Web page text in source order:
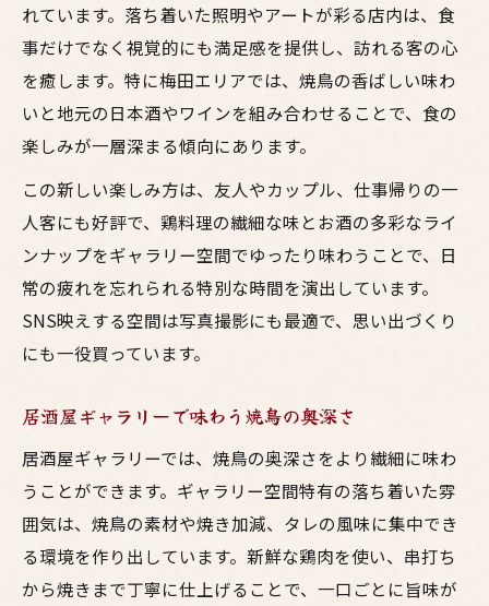
れています。落ち着いた照明やアートが彩る店内は、食
事だけでなく視覚的にも満足感を提供し、訪れる客の心
を癒します。特に梅田エリアでは、焼鳥の香ばしい味わ
いと地元の日本酒やワインを組み合わせることで、食の
楽しみが一層深まる傾向にあります。
この新しい楽しみ方は、友人やカップル、仕事帰りの一
人客にも好評で、鶏料理の繊細な味とお酒の多彩なライ
ンナップをギャラリー空間でゆったり味わうことで、日
常の疲れを忘れられる特別な時間を演出しています。
SNS映えする空間は写真撮影にも最適で、思い出づくり
にも一役買っています。
居酒屋ギャラリーで味わう焼鳥の奥深さ
居酒屋ギャラリーでは、焼鳥の奥深さをより繊細に味わ
うことができます。ギャラリー空間特有の落ち着いた雰
囲気は、焼鳥の素材や焼き加減、タレの風味に集中でき
る環境を作り出しています。新鮮な鶏肉を使い、串打ち
から焼きまで丁寧に仕上げることで、一口ごとに旨味が